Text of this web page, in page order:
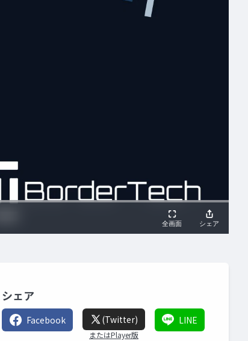
シェア
Facebook (Twitter)
またはPlayer版
LINE